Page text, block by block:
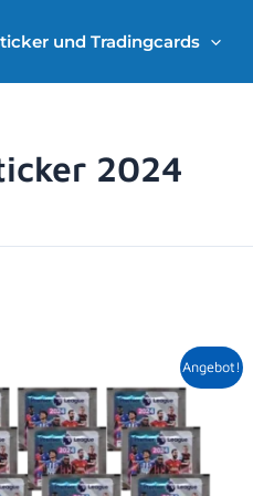
und Tradingcards
2024
Angebot!
Ursprünglicher
war:
15,00 €
Aktueller
ist:
14,39 €.